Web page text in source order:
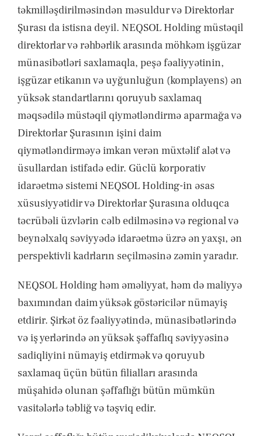
təkmilləşdirilməsindən məsuldur və Direktorlar
Şurası da istisna deyil. NEQSOL Holding müstəqil
direktorlar və rəhbərlik arasında möhkəm işgüzar
münasibətləri saxlamaqla, peşə fəaliyyətinin,
işgüzar etikanın və uyğunluğun (komplayens) ən
yüksək standartlarını qoruyub saxlamaq
məqsədilə müstəqil qiymətləndirmə aparmağa və
Direktorlar Şurasının işini daim
qiymətləndirməyə imkan verən müxtəlif alət və
üsullardan istifadə edir. Güclü korporativ
idarəetmə sistemi NEQSOL Holding-in əsas
xüsusiyyətidir və Direktorlar Şurasına olduqca
təcrübəli üzvlərin cəlb edilməsinə və regional və
beynəlxalq səviyyədə idarəetmə üzrə ən yaxşı, ən
perspektivli kadrların seçilməsinə zəmin yaradır.
NEQSOL Holding həm əməliyyat, həm də maliyyə
baxımından daim yüksək göstəricilər nümayiş
etdirir. Şirkət öz fəaliyyətində, münasibətlərində
və iş yerlərində ən yüksək şəffaflıq səviyyəsinə
sadiqliyini nümayiş etdirmək və qoruyub
saxlamaq üçün bütün filialları arasında
müşahidə olunan şəffaflığı bütün mümkün
vasitələrlə təbliğ və təşviq edir.